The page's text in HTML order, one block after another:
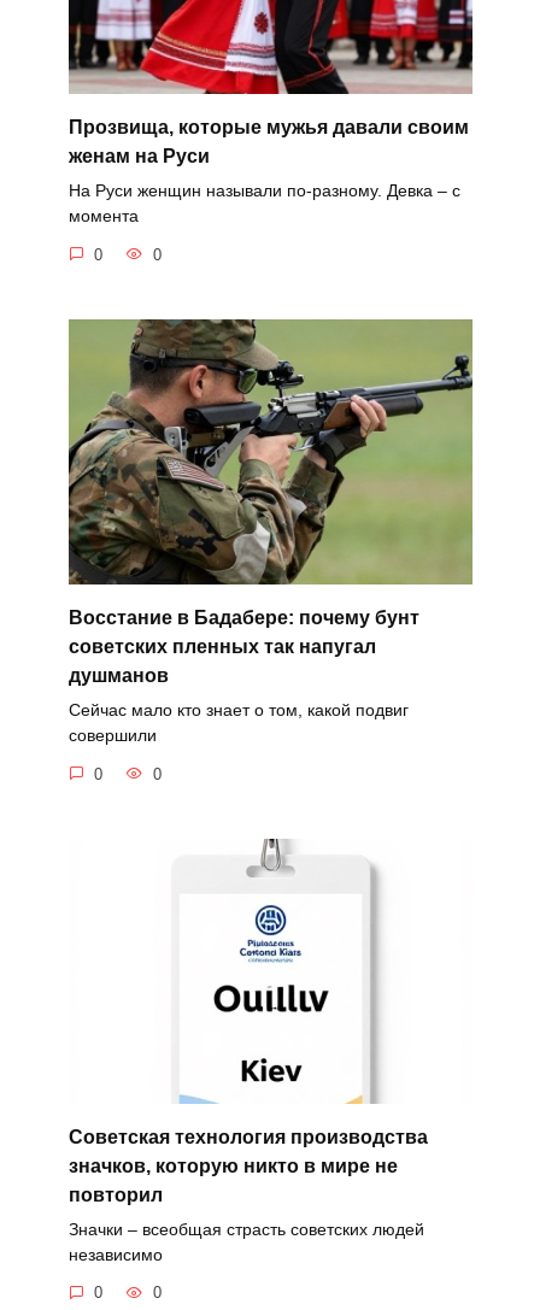
Прозвища, которые мужья давали своим
женам на Руси
На Руси женщин называли по-разному. Девка – с
момента
0 0
Восстание в Бадабере: почему бунт
советских пленных так напугал
душманов
Сейчас мало кто знает о том, какой подвиг
совершили
0 0
Советская технология производства
значков, которую никто в мире не
повторил
Значки – всеобщая страсть советских людей
независимо
0 0